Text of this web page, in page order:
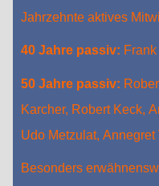
Jahrzehnte aktives
40 Jahre passiv:
50 Jahre passiv:
Karcher, Robert Keck,
Udo Metzulat,
Besonders